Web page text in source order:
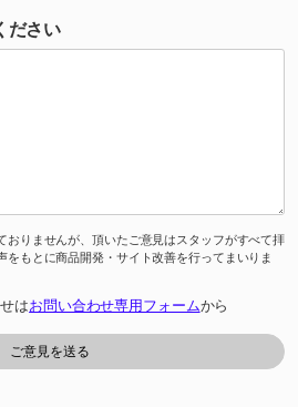
ださい
おりませんが、頂いたご意見はスタッフがすべて拝
をもとに商品開発・サイト改善を行ってまいりま
はお問い合わせ専用フォームから